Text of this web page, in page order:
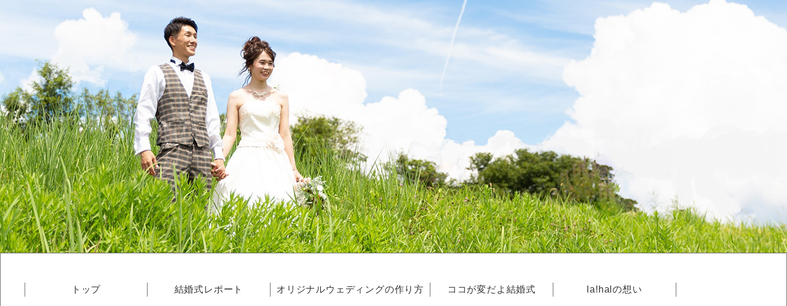
トップ 結婚式レポート オリジナルウェディングの作り方 ココが変だよ結婚式 la!halの想い